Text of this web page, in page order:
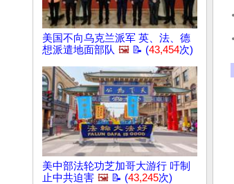
美国不向乌克兰派军 英、法、德
想派遣地面部队 🖼️ 📝 (43,454次)
美中部法轮功芝加哥大游行 吁制
止中共迫害 🖼️ 📝 (43,245次)